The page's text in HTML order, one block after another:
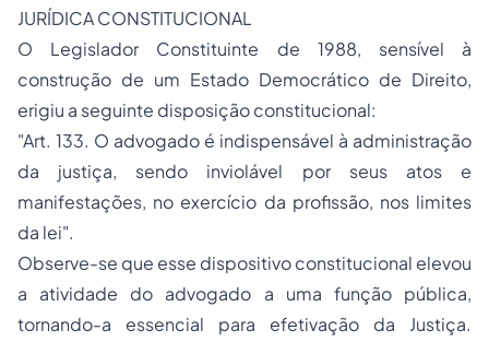
JURÍDICA CONSTITUCIONAL
O Legislador Constituinte de 1988, sensível à
construção de um Estado Democrático de Direito,
erigiu a seguinte disposição constitucional:
"Art. 133. O advogado é indispensável à administração
da justiça, sendo inviolável por seus atos e
manifestações, no exercício da profissão, nos limites
da lei".
Observe-se que esse dispositivo constitucional elevou
a atividade do advogado a uma função pública,
tornando-a essencial para efetivação da Justiça.